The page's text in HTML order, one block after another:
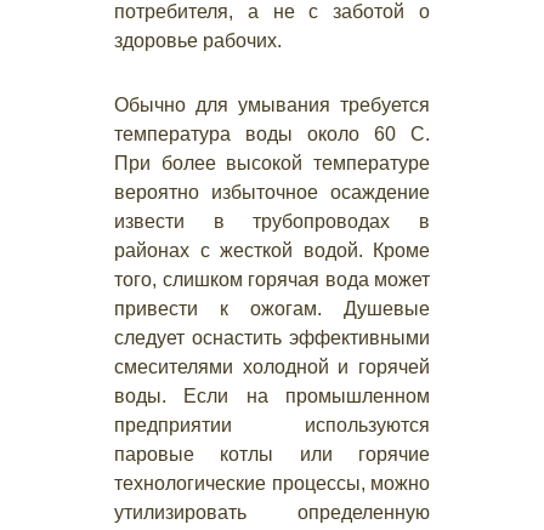
потребителя, а не с заботой о
здоровье рабочих.
Обычно для умывания требуется
температура воды около 60 С.
При более высокой температуре
вероятно избыточное осаждение
извести в трубопроводах в
районах с жесткой водой. Кроме
того, слишком горячая вода может
привести к ожогам. Душевые
следует оснастить эффективными
смесителями холодной и горячей
воды. Если на промышленном
предприятии используются
паровые котлы или горячие
технологические процессы, можно
утилизировать определенную